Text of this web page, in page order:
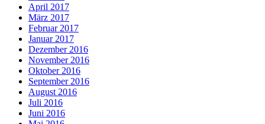
April 2017
März 2017
Februar 2017
Januar 2017
Dezember 2016
November 2016
Oktober 2016
September 2016
August 2016
Juli 2016
Juni 2016